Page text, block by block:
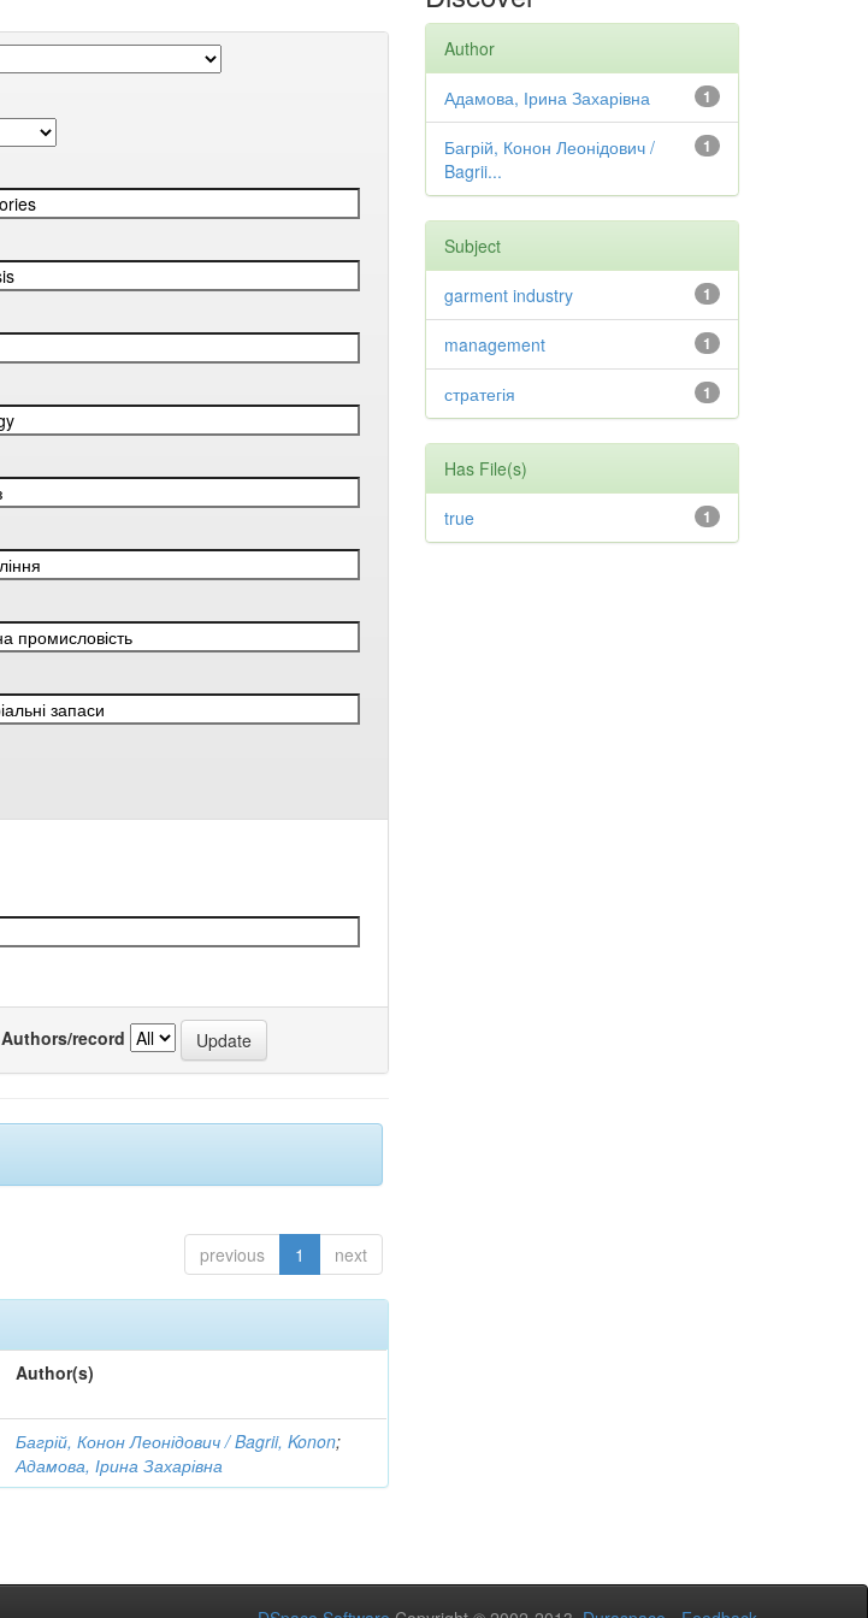
Authors/record
previous 1 next
Author(s)
Багрій, Конон Леонідович / Bagrii, Konon;
Адамова, Ірина Захарівна
Author
1
Адамова, Ірина Захарівна
1
Багрій, Конон Леонідович /
Bagrii...
Subject
1
garment industry
1
management
1
стратегія
Has File(s)
1
true